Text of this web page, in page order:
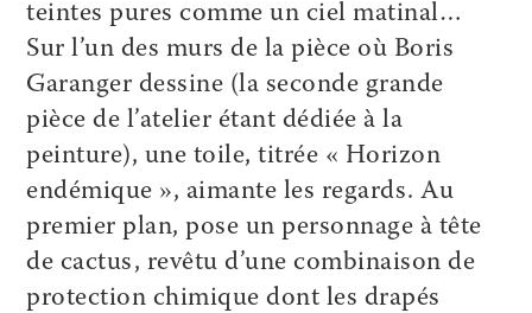
teintes pures comme un ciel matinal…
Sur l’un des murs de la pièce où Boris
Garanger dessine (la seconde grande
pièce de l’atelier étant dédiée à la
peinture), une toile, titrée « Horizon
endémique », aimante les regards. Au
premier plan, pose un personnage à tête
de cactus, revêtu d’une combinaison de
protection chimique dont les drapés